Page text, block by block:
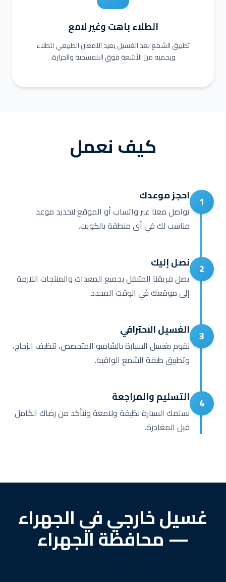
الطلاء باهت وغير لامع
تطبيق الشمع بعد الغسيل يعيد اللمعان الطبيعي للطلاء
ويحميه من الأشعة فوق البنفسجية والحرارة.
كيف نعمل
1 احجز موعدك
تواصل معنا عبر واتساب أو الموقع لتحديد موعد
مناسب لك في أي منطقة بالكويت.
2 نصل إليك
يصل فريقنا المتنقل بجميع المعدات والمنتجات اللازمة
إلى موقعك في الوقت المحدد.
3 الغسيل الاحترافي
نقوم بغسيل السيارة بالشامبو المتخصص، تنظيف الزجاج،
وتطبيق طبقة الشمع الواقية.
4 التسليم والمراجعة
نسلمك السيارة نظيفة ولامعة ونتأكد من رضاك الكامل
قبل المغادرة.
غسيل خارجي في الجهراء
— محافظة الجهراء